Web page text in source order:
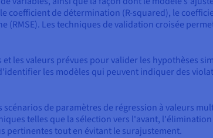
coefficient de détermination (R-squared), le
Les techniques de validation croisée
les valeurs prévues pour valider les hypothèses
les modèles qui peuvent indiquer des
de paramètres de régression à valeurs
telles que la sélection vers l'avant,
pertinentes tout en évitant le surajustement.